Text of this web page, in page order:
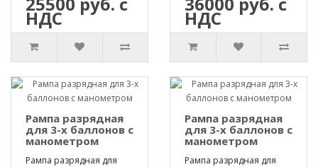
НДС НДС
Рампа разрядная
для 3-х баллонов с
манометром
Рампа разрядная для
Рампа разрядная
для 3-х баллонов с
манометром
Рампа разрядная для